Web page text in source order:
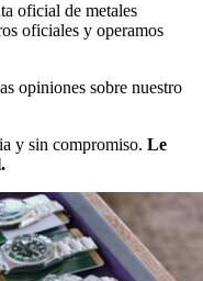
oficial de metales
oficiales y operamos
opiniones sobre nuestro
y sin compromiso. Le